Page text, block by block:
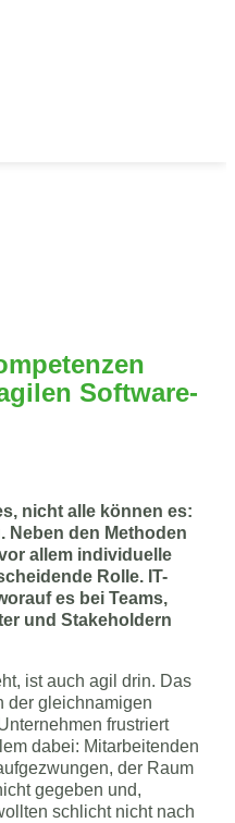
Software-
nicht alle können es:
Neben den Methoden
allem individuelle
Rolle. IT-
es bei Teams,
und Stakeholdern
ist auch agil drin. Das
der gleichnamigen
frustriert
dabei: Mitarbeitenden
der Raum
gegeben und,
schlicht nicht nach